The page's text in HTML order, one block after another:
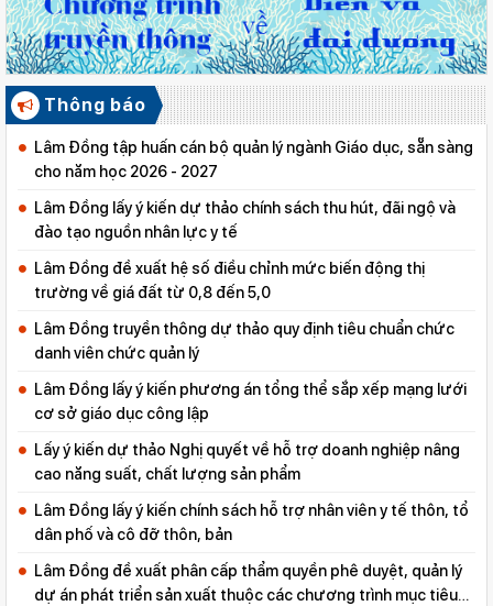
Thông báo
Lâm Đồng tập huấn cán bộ quản lý ngành Giáo dục, sẵn sàng
cho năm học 2026 - 2027
Lâm Đồng lấy ý kiến dự thảo chính sách thu hút, đãi ngộ và
đào tạo nguồn nhân lực y tế
Lâm Đồng đề xuất hệ số điều chỉnh mức biến động thị
trường về giá đất từ 0,8 đến 5,0
Lâm Đồng truyền thông dự thảo quy định tiêu chuẩn chức
danh viên chức quản lý
Lâm Đồng lấy ý kiến phương án tổng thể sắp xếp mạng lưới
cơ sở giáo dục công lập
Lấy ý kiến dự thảo Nghị quyết về hỗ trợ doanh nghiệp nâng
cao năng suất, chất lượng sản phẩm
Lâm Đồng lấy ý kiến chính sách hỗ trợ nhân viên y tế thôn, tổ
dân phố và cô đỡ thôn, bản
Lâm Đồng đề xuất phân cấp thẩm quyền phê duyệt, quản lý
dự án phát triển sản xuất thuộc các chương trình mục tiêu